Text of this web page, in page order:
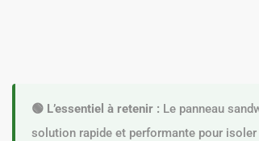
🟢 L’essentiel à retenir : Le panneau
solution rapide et performante pour